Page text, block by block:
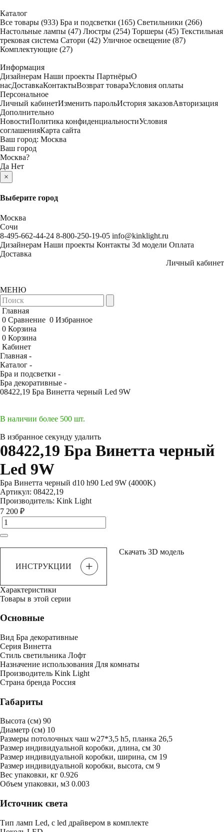
Каталог
Все товары (933) Бра и подсветки (165) Светильники (266)
Настольные лампы (47) Люстры (254) Торшеры (45) Текстильная
трековая система Сатори (42) Уличное освещение (87)
Комплектующие (27)
Информация
Дизайнерам Наши проекты ПартнёрыО
насДоставкаКонтактыВозврат товараУсловия оплаты
Персональное
Личный кабинетИзменить парольИстория заказовАвторизация
Дополнительно
НовостиПолитика конфиденциальностиУсловия
соглашенияКарта сайта
Ваш город: Москва
Ваш город
Москва?
Да Нет
×
Выберите город
Москва
Сочи
8-495-662-44-24 8-800-250-19-05 info@kinklight.ru
Дизайнерам Наши проекты Контакты 3d модели Оплата
Доставка
Личный кабинет
МЕНЮ
Главная
0 Сравнение 0 Избранное
0 Корзина
0 Корзина
Кабинет
Главная -
Каталог -
Бра и подсветки -
Бра декоративные -
08422,19 Бра Винетта черный Led 9W
В наличии более 500 шт.
В избранное секунду удалить
08422,19 Бра Винетта черный
Led 9W
Бра Винетта черный d10 h90 Led 9W (4000K)
Артикул: 08422,19
Производитель: Kink Light
7 200 ₽
ИНСТРУКЦИИ +
Скачать 3D модель
Характеристики
Товары в этой серии
Основные
Вид Бра декоративные
Серия Винетта
Стиль светильника Лофт
Назначение использования Для комнаты
Производитель Kink Light
Страна бренда Россия
Габариты
Высота (см) 90
Диаметр (см) 10
Размеры потолочных чаш w27*3,5 h5, планка 26,5
Размер индивидуальной коробки, длина, см 30
Размер индивидуальной коробки, ширина, см 19
Размер индивидуальной коробки, высота, см 9
Bес упаковки, кг 0.926
Oбъем упаковки, м3 0.003
Источник света
Тип ламп Led, с led драйвером в комплекте